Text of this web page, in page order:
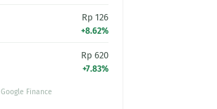
Rp 126
+8.62%
Rp 620
+7.83%
Finance